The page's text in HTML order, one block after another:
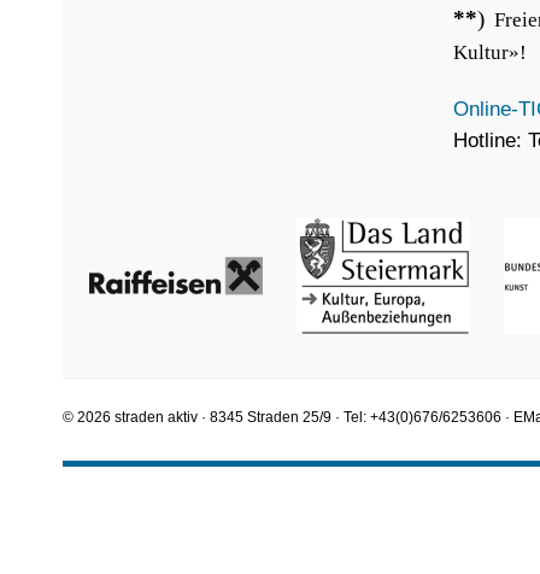
**)
Kultur»!
Online-
Hotline:
© 2026 straden aktiv · 8345 Straden 25/9 · Tel: +43(0)676/6253606 ·